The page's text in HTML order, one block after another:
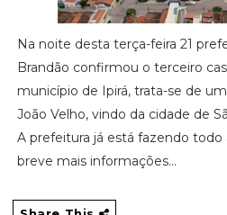
Na noite desta terça-feira 21
Brandão confirmou o terceiro
município de Ipirá, trata-se de
João Velho, vindo da cidade de
A prefeitura já está fazendo
breve mais informações...